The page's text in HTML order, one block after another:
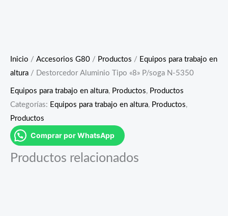
Inicio / Accesorios G80 / Productos / Equipos para trabajo en
altura / Destorcedor Aluminio Tipo «8» P/soga N-5350
Equipos para trabajo en altura, Productos, Productos
Categorías: Equipos para trabajo en altura, Productos,
Productos
Comprar por WhatsApp
Productos relacionados